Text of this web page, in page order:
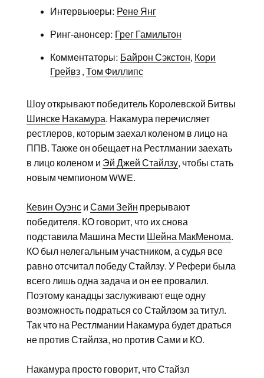
Интервьюеры: Рене Янг
Ринг-анонсер: Грег Гамильтон
Комментаторы: Байрон Сэкстон, Кори
Грейвз, Том Филлипс
Шоу открывают победитель Королевской Битвы
Шинске Накамура. Накамура перечисляет
рестлеров, которым заехал коленом в лицо на
ППВ. Также он обещает на Рестлмании заехать
в лицо коленом и Эй Джей Стайлзу, чтобы стать
новым чемпионом WWE.
Кевин Оуэнси Сами Зейн прерывают
победителя. КО говорит, что их снова
подставила Машина Мести Шейна МакМенома.
КО был нелегальным участником, а судья все
равно отсчитал победу Стайлзу. У Рефери была
всего лишь одна задача и он ее провалил.
Поэтому канадцы заслуживают еще одну
возможность подраться со Стайлзом за титул.
Так что на Рестлмании Накамура будет драться
не против Стайлза, но против Сами и КО.
Накамура просто говорит, что Стайзл